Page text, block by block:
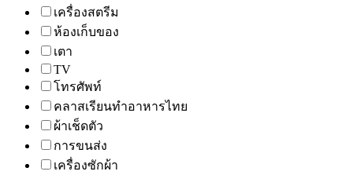
เครื่องสตรีม
ห้องเก็บของ
เตา
TV
โทรศัพท์
คลาสเรียนทำอาหารไทย
ผ้าเช็ดตัว
การขนส่ง
เครื่องซักผ้า